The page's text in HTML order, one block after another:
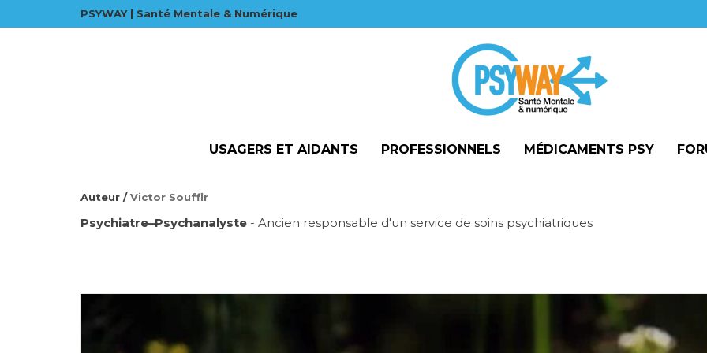
PSYWAY | Santé Mentale & Numérique
USAGERS ET AIDANTS PROFESSIONNELS MÉDICAMENTS PSY
Auteur /Victor Souffir
Psychiatre–Psychanalyste - Ancien responsable d'un service de soins psychiatriques